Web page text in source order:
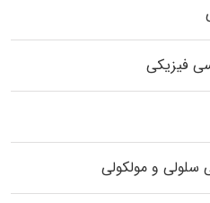
فیزیکی
و مولکولی